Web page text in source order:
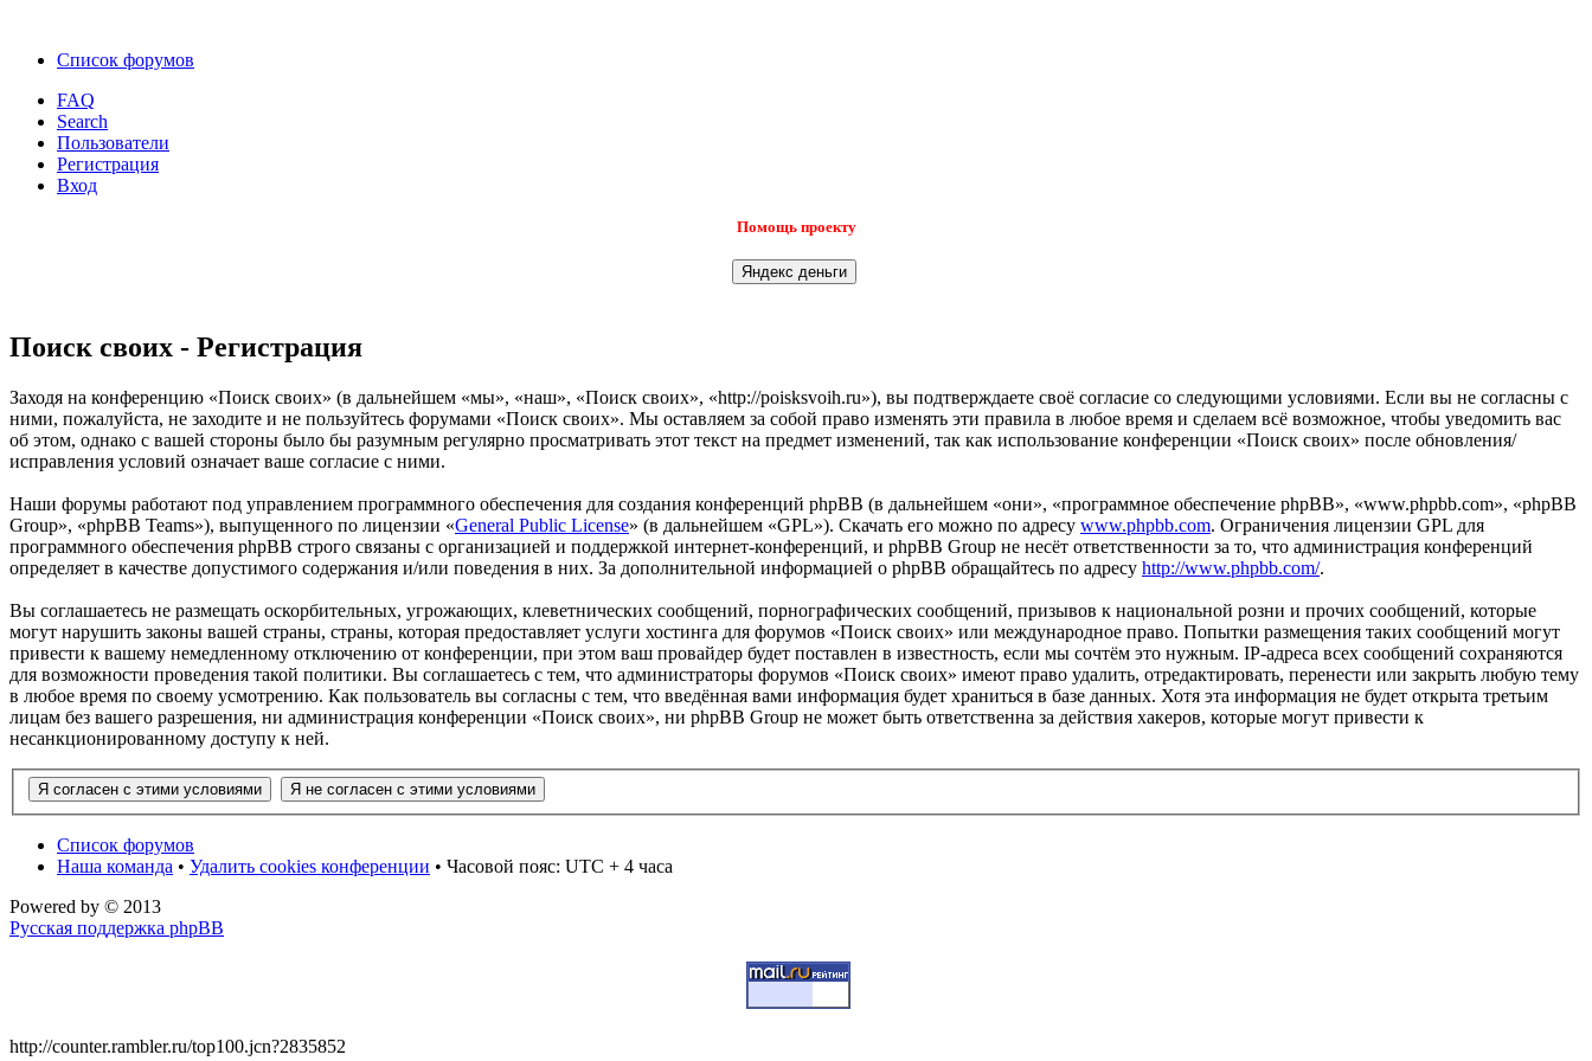
Список форумов
FAQ
Search
Пользователи
Регистрация
Вход
Помощь проекту
Поиск своих - Регистрация
Заходя на конференцию «Поиск своих» (в дальнейшем «мы», «наш», «Поиск своих», «http://poisksvoih.ru»), вы подтверждаете своё согласие со следующими условиями. Если вы не согласны с
ними, пожалуйста, не заходите и не пользуйтесь форумами «Поиск своих». Мы оставляем за собой право изменять эти правила в любое время и сделаем всё возможное, чтобы уведомить вас
об этом, однако с вашей стороны было бы разумным регулярно просматривать этот текст на предмет изменений, так как использование конференции «Поиск своих» после обновления/
исправления условий означает ваше согласие с ними.
Наши форумы работают под управлением программного обеспечения для создания конференций phpBB (в дальнейшем «они», «программное обеспечение phpBB», «www.phpbb.com», «phpBB
Group», «phpBB Teams»), выпущенного по лицензии «General Public License» (в дальнейшем «GPL»). Скачать его можно по адресу www.phpbb.com. Ограничения лицензии GPL для
программного обеспечения phpBB строго связаны с организацией и поддержкой интернет-конференций, и phpBB Group не несёт ответственности за то, что администрация конференций
определяет в качестве допустимого содержания и/или поведения в них. За дополнительной информацией о phpBB обращайтесь по адресу http://www.phpbb.com/.
Вы соглашаетесь не размещать оскорбительных, угрожающих, клеветнических сообщений, порнографических сообщений, призывов к национальной розни и прочих сообщений, которые
могут нарушить законы вашей страны, страны, которая предоставляет услуги хостинга для форумов «Поиск своих» или международное право. Попытки размещения таких сообщений могут
привести к вашему немедленному отключению от конференции, при этом ваш провайдер будет поставлен в известность, если мы сочтём это нужным. IP-адреса всех сообщений сохраняются
для возможности проведения такой политики. Вы соглашаетесь с тем, что администраторы форумов «Поиск своих» имеют право удалить, отредактировать, перенести или закрыть любую тему
в любое время по своему усмотрению. Как пользователь вы согласны с тем, что введённая вами информация будет храниться в базе данных. Хотя эта информация не будет открыта третьим
лицам без вашего разрешения, ни администрация конференции «Поиск своих», ни phpBB Group не может быть ответственна за действия хакеров, которые могут привести к
несанкционированному доступу к ней.
Список форумов
Наша команда • Удалить cookies конференции • Часовой пояс: UTC + 4 часа
Powered by © 2013
Русская поддержка phpBB
http://counter.rambler.ru/top100.jcn?2835852